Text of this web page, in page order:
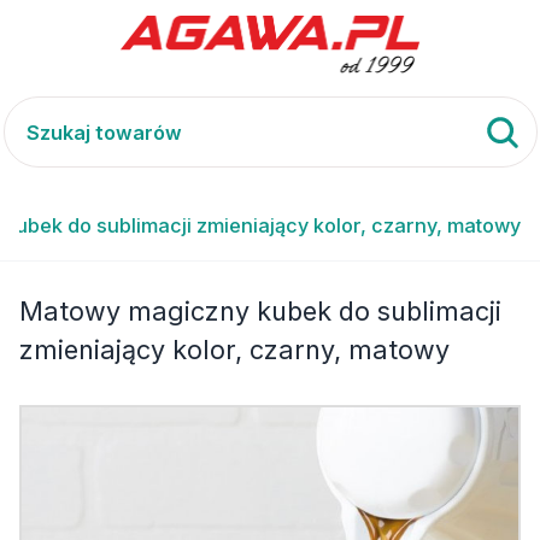
do sublimacji zmieniający kolor, czarny, matowy
Matowy magiczny kubek do sublimacji
zmieniający kolor, czarny, matowy